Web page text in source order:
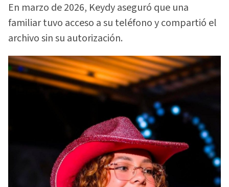
En marzo de 2026, Keydy aseguró que una
familiar tuvo acceso a su teléfono y compartió el
archivo sin su autorización.